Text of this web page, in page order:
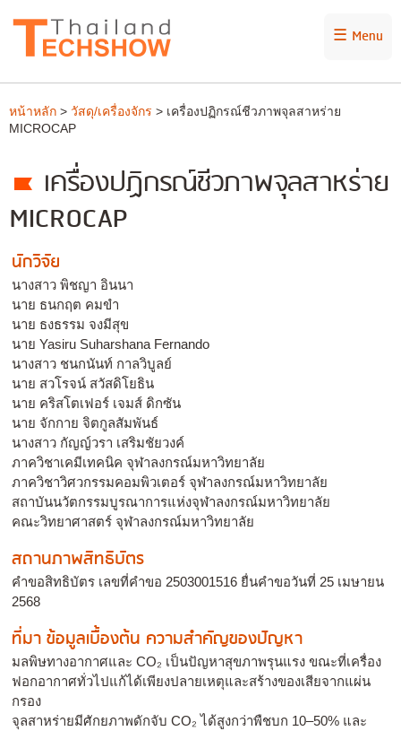
☰ Menu
หน้าหลัก > วัสดุ/เครื่องจักร > เครื่องปฏิกรณ์ชีวภาพจุลสาหร่าย
MICROCAP
เครื่องปฏิกรณ์ชีวภาพจุลสาหร่าย
MICROCAP
นักวิจัย
นางสาว พิชญา อินนา
นาย ธนกฤต คมขำ
นาย ธงธรรม จงมีสุข
นาย Yasiru Suharshana Fernando
นางสาว ชนกนันท์ กาลวิบูลย์
นาย สวโรจน์ สวัสดิโยธิน
นาย คริสโตเฟอร์ เจมส์ ดิกซัน
นาย จักกาย จิตกูลสัมพันธ์
นางสาว กัญญ์วรา เสริมชัยวงค์
ภาควิชาเคมีเทคนิค จุฬาลงกรณ์มหาวิทยาลัย
ภาควิชาวิศวกรรมคอมพิวเตอร์ จุฬาลงกรณ์มหาวิทยาลัย
สถาบันนวัตกรรมบูรณาการแห่งจุฬาลงกรณ์มหาวิทยาลัย
คณะวิทยาศาสตร์ จุฬาลงกรณ์มหาวิทยาลัย
สถานภาพสิทธิบัตร
คำขอสิทธิบัตร เลขที่คำขอ 2503001516 ยื่นคำขอวันที่ 25 เมษายน
2568
ที่มา ข้อมูลเบื้องต้น ความสำคัญของปัญหา
มลพิษทางอากาศและ CO₂ เป็นปัญหาสุขภาพรุนแรง ขณะที่เครื่อง
ฟอกอากาศทั่วไปแก้ได้เพียงปลายเหตุและสร้างของเสียจากแผ่น
กรอง
จุลสาหร่ายมีศักยภาพดักจับ CO₂ ได้สูงกว่าพืชบก 10–50% และ